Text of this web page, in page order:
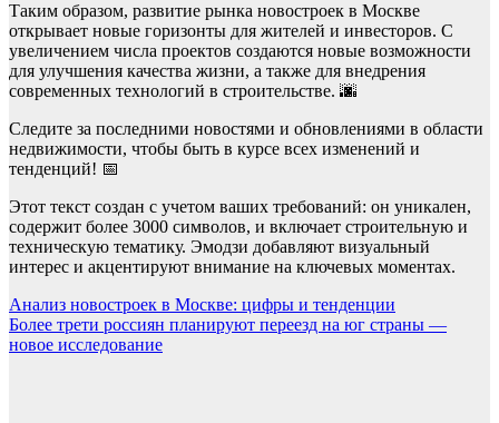
Таким образом, развитие рынка новостроек в Москве
открывает новые горизонты для жителей и инвесторов. С
увеличением числа проектов создаются новые возможности
для улучшения качества жизни, а также для внедрения
современных технологий в строительстве. 🌆
Следите за последними новостями и обновлениями в области
недвижимости, чтобы быть в курсе всех изменений и
тенденций! 📅
Этот текст создан с учетом ваших требований: он уникален,
содержит более 3000 символов, и включает строительную и
техническую тематику. Эмодзи добавляют визуальный
интерес и акцентируют внимание на ключевых моментах.
Навигация
по
Анализ новостроек в Москве: цифры и тенденции
Более трети россиян планируют переезд на юг страны —
новое исследование